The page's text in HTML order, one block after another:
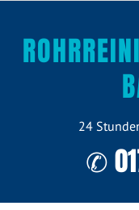
24
✆